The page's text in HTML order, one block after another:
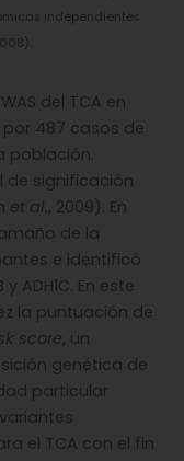
independientes
del TCA en
487 casos de
población.
de significación
et al. , 2009). En
de la
e identificó
ADH1C. En este
la puntuación de
score, un
genética de
particular
el TCA con el fin